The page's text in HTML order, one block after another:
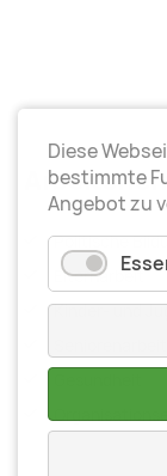
Politische
Elternarbeit
Kinder- und
Diese
bestimmte
Angebot zu